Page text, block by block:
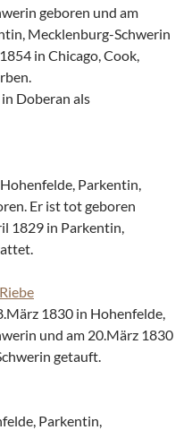
geboren und am
Mecklenburg-Schwerin
in Chicago, Cook,
Doberan als
Parkentin,
Er ist tot geboren
1829 in Parkentin,
1830 in Hohenfelde,
und am 20.März 1830
getauft.
Parkentin,